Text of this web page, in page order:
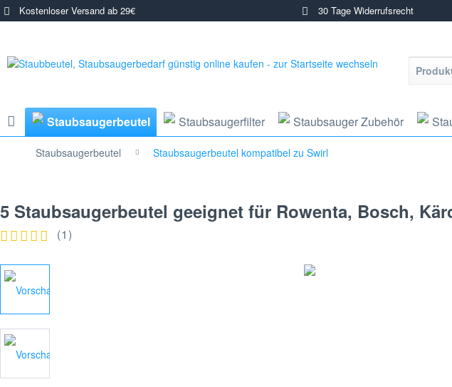
Kostenloser Versand ab 29€ 30 Tage Widerrufsrecht
Staubsaugerbeutel Staubsaugerfilter Staubsauger Zubehör
Staubsaugerbeutel Staubsaugerbeutel kompatibel zu Swirl
5 Staubsaugerbeutel geeignet für Rowenta, Bosch,
(1)